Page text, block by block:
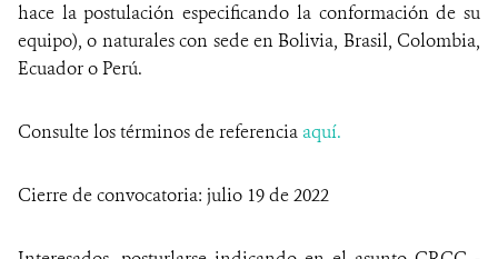
hace la postulación especificando la conformación de su
equipo), o naturales con sede en Bolivia, Brasil, Colombia,
Ecuador o Perú.
Consulte los términos de referencia aquí.
Cierre de convocatoria: julio 19 de 2022